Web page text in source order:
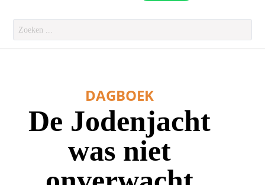
DAGBOEK
De Jodenjacht
was niet